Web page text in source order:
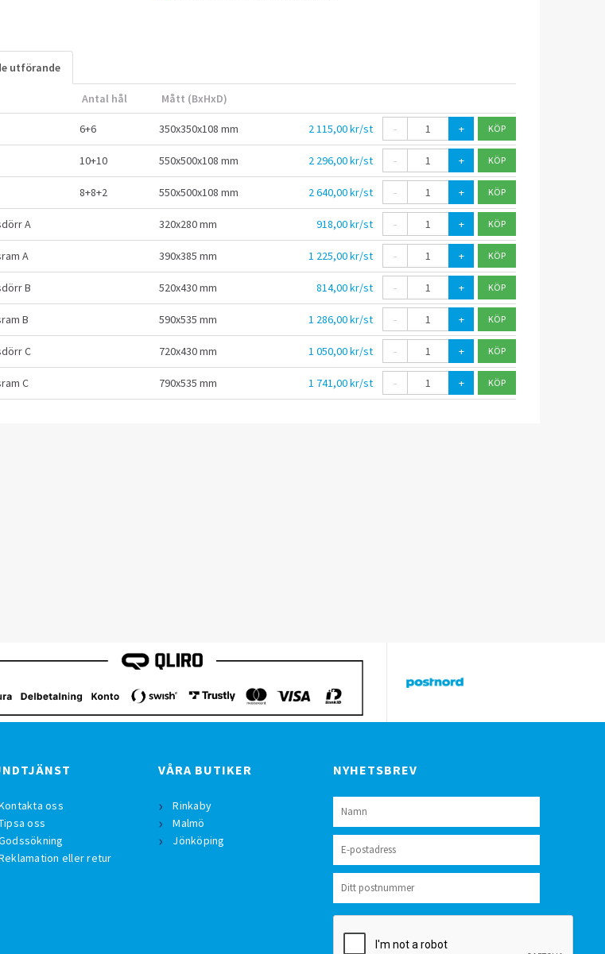
utförande
Antal hål Mått (BxHxD)
6+6 350x350x108 mm 2 115,00 kr/st - +
10+10 550x500x108 mm 2 296,00 kr/st - +
8+8+2 550x500x108 mm 2 640,00 kr/st - +
A 320x280 mm 918,00 kr/st - +
A 390x385 mm 1 225,00 kr/st - +
B 520x430 mm 814,00 kr/st - +
B 590x535 mm 1 286,00 kr/st - +
C 720x430 mm 1 050,00 kr/st - +
C 790x535 mm 1 741,00 kr/st - +
oss
oss
eller retur
VÅRA BUTIKER
Rinkaby
Malmö
Jönköping
NYHETSBREV